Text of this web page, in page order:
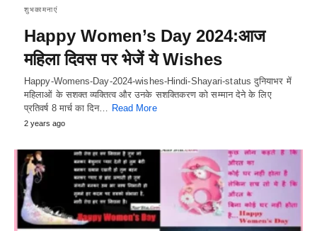
शुभकामनाएं
Happy Women’s Day 2024:आज
महिला दिवस पर भेजें ये Wishes
Happy-Womens-Day-2024-wishes-Hindi-Shayari-status दुनियाभर में
महिलाओं के सशक्त व्यक्तित्व और उनके सशक्तिकरण को सम्मान देने के लिए
प्रतिवर्ष 8 मार्च का दिन… Read More
2 years ago